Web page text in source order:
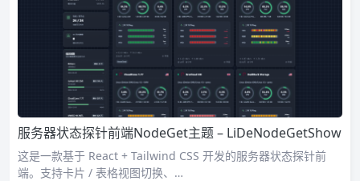
服务器状态探针前端NodeGet主题 – LiDeNodeGetShow
这是一款基于 React + Tailwind CSS 开发的服务器状态探针前
端。支持卡片 / 表格视图切换、…